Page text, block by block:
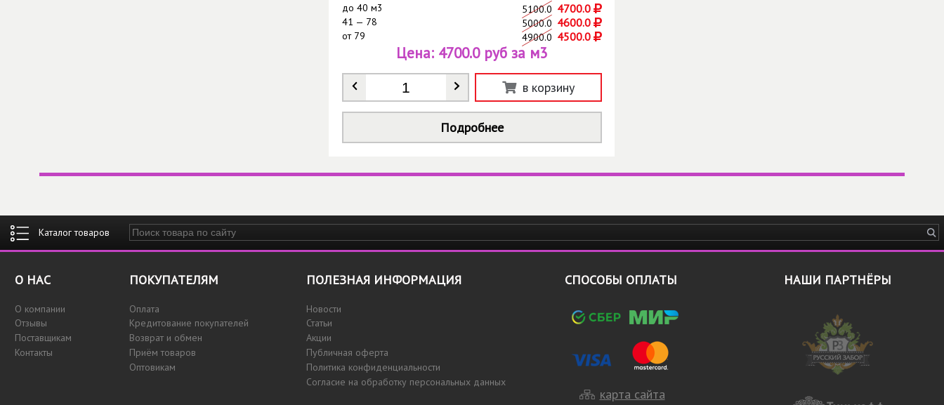
до 40 м3 5100.0 4700.0
41 — 78 5000.0 4600.0
от79 4900.0 4500.0
Количество
Цена: 4700.0 руб за м3
в корзину
Подробнее
Введите ключевые слова для поиска
О НАС
О компании
Отзывы
Поставщикам
Контакты
ПОКУПАТЕЛЯМ
Оплата
Кредитование покупателей
Возврат и обмен
Приём товаров
Оптовикам
ПОЛЕЗНАЯ ИНФОРМАЦИЯ
Новости
Статьи
Акции
Публичная оферта
Политика конфиденциальности
Согласие на обработку персональных данных
СПОСОБЫ ОПЛАТЫ
карта сайта
НАШИ ПАРТНЁРЫ